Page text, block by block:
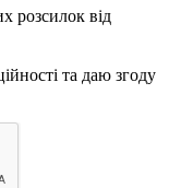
розсилок від
та даю згоду